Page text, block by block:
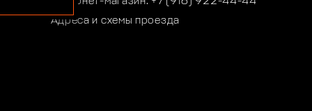
Адреса и схемы проезда